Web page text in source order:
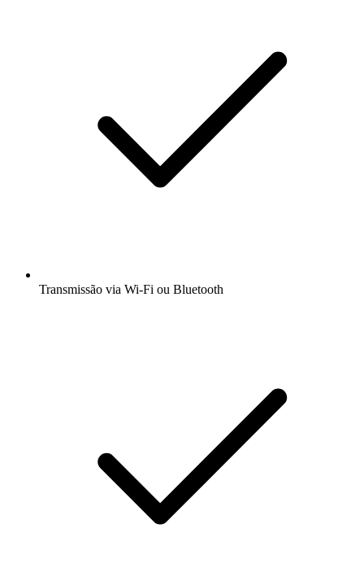
Transmissão via Wi-Fi ou Bluetooth